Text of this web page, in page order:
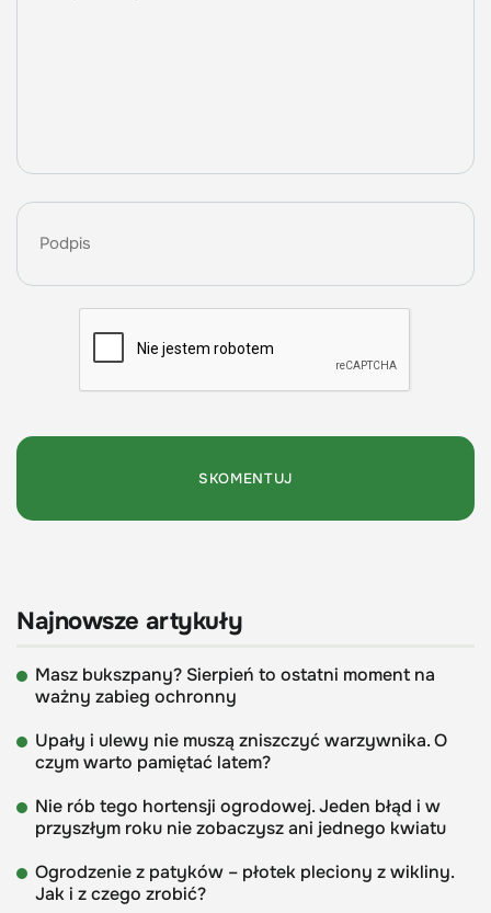
Najnowsze artykuły
Masz bukszpany? Sierpień to ostatni moment na
ważny zabieg ochronny
Upały i ulewy nie muszą zniszczyć warzywnika. O
czym warto pamiętać latem?
Nie rób tego hortensji ogrodowej. Jeden błąd i w
przyszłym roku nie zobaczysz ani jednego kwiatu
Ogrodzenie z patyków – płotek pleciony z wikliny.
Jak i z czego zrobić?